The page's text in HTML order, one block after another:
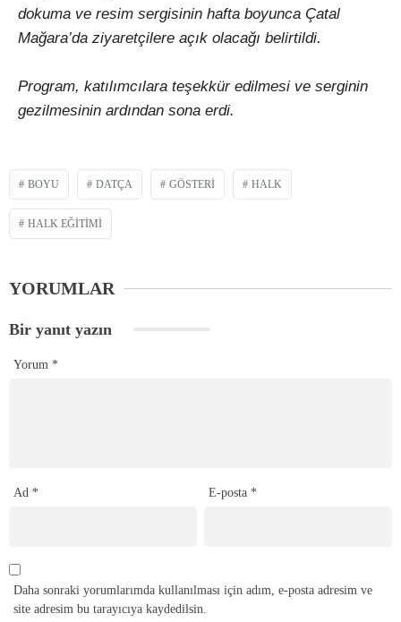
dokuma ve resim sergisinin hafta boyunca Çatal
Mağara’da ziyaretçilere açık olacağı belirtildi.
Program, katılımcılara teşekkür edilmesi ve serginin
gezilmesinin ardından sona erdi.
BOYU DATÇA GÖSTERI HALK
HALK EĞITIMI
YORUMLAR
Bir yanıt yazın
Yorum *
Ad * E-posta *
Daha sonraki yorumlarımda kullanılması için adım, e-posta adresim ve
site adresim bu tarayıcıya kaydedilsin.